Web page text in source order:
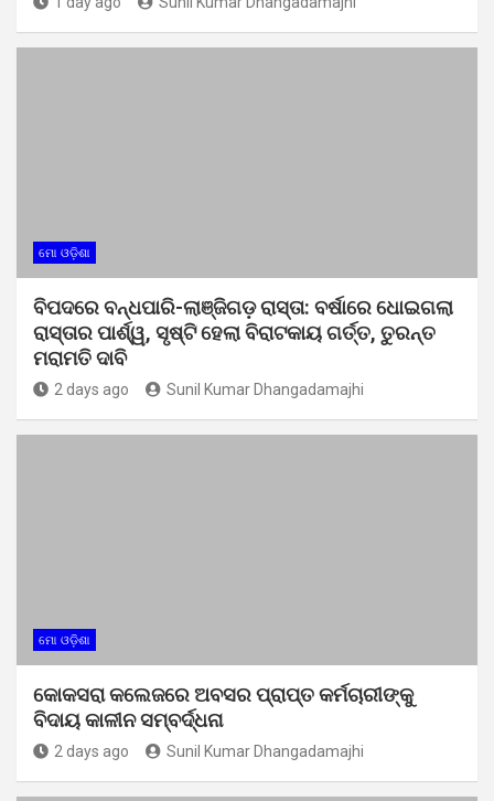
ମୋ ଓଡ଼ିଶା
ବିପଦରେ ବନ୍ଧପାରି-ଲାଞ୍ଜିଗଡ଼ ରାସ୍ତା: ବର୍ଷାରେ ଧୋଇଗଲା
ରାସ୍ତାର ପାର୍ଶ୍ୱ, ସୃଷ୍ଟି ହେଲା ବିରାଟକାୟ ଗର୍ତ୍ତ, ତୁରନ୍ତ
ମରାମତି ଦାବି
2 days ago Sunil Kumar Dhangadamajhi
ମୋ ଓଡ଼ିଶା
କୋକସରା କଲେଜରେ ଅବସର ପ୍ରାପ୍ତ କର୍ମଚାରୀଙ୍କୁ
ବିଦାୟ କାଳୀନ ସମ୍ବର୍ଦ୍ଧନା
2 days ago Sunil Kumar Dhangadamajhi